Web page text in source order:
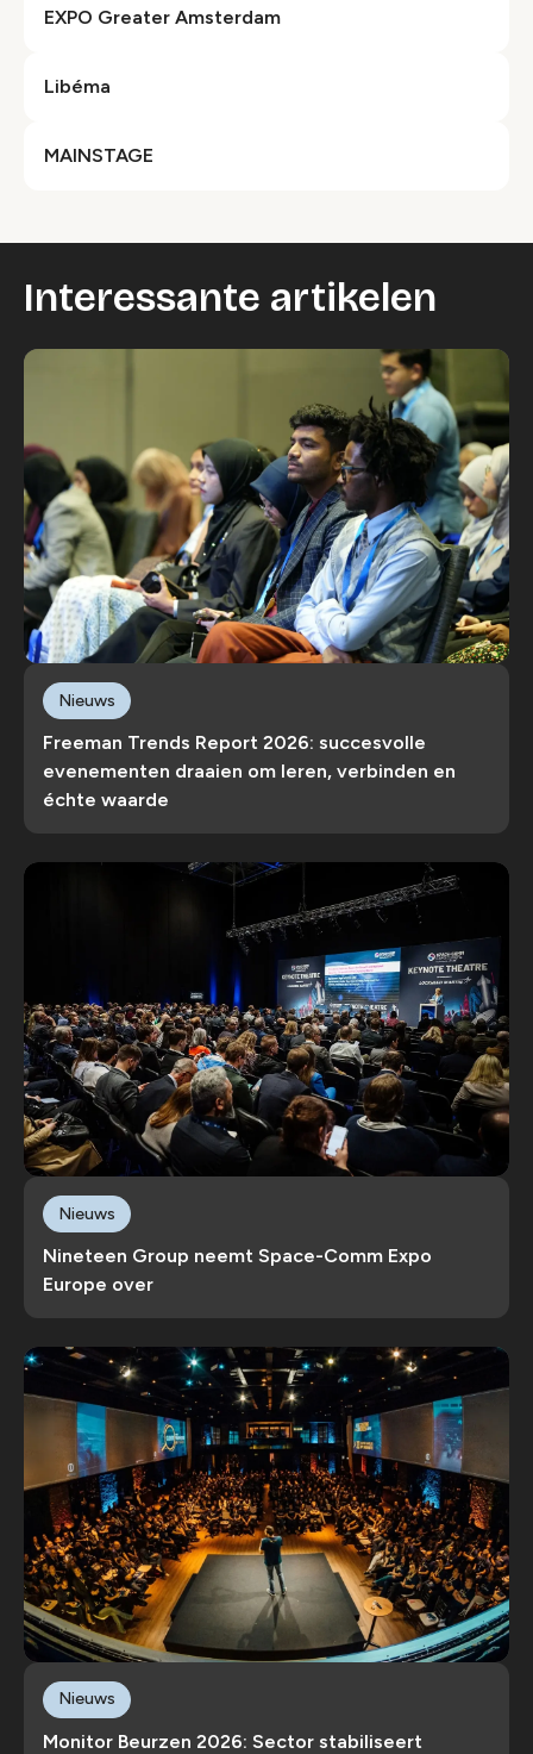
EXPO Greater Amsterdam
Libéma
MAINSTAGE
Interessante artikelen
Freeman Trends Report 2026: succesvolle
evenementen draaien om leren, verbinden en
échte waarde
Nieuws
Nineteen Group neemt Space-Comm Expo
Europe over
Nieuws
Monitor Beurzen 2026: Sector stabiliseert
Nieuws